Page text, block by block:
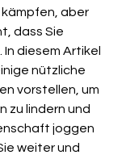
kämpfen, aber
dass Sie
diesem Artikel
nützliche
vorstellen, um
zu lindern und
joggen
weiter und